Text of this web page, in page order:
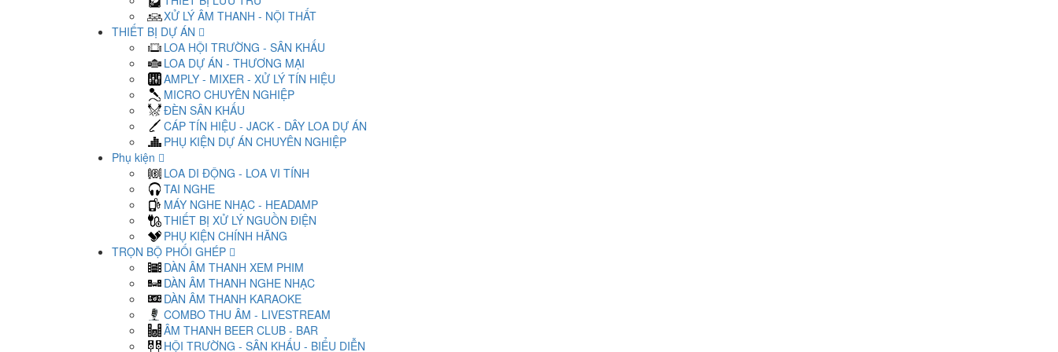
XỬ LÝ ÂM THANH - NỘI THẤT
THIẾT BỊ DỰ ÁN
LOA HỘI TRƯỜNG - SÂN KHẤU
LOA DỰ ÁN - THƯƠNG MẠI
AMPLY - MIXER - XỬ LÝ TÍN HIỆU
MICRO CHUYÊN NGHIỆP
ĐÈN SÂN KHẤU
CÁP TÍN HIỆU - JACK - DÂY LOA DỰ ÁN
PHỤ KIỆN DỰ ÁN CHUYÊN NGHIỆP
Phụ kiện
LOA DI ĐỘNG - LOA VI TÍNH
TAI NGHE
MÁY NGHE NHẠC - HEADAMP
THIẾT BỊ XỬ LÝ NGUỒN ĐIỆN
PHỤ KIỆN CHÍNH HÃNG
TRỌN BỘ PHỐI GHÉP
DÀN ÂM THANH XEM PHIM
DÀN ÂM THANH NGHE NHẠC
DÀN ÂM THANH KARAOKE
COMBO THU ÂM - LIVESTREAM
ÂM THANH BEER CLUB - BAR
HỘI TRƯỜNG - SÂN KHẤU - BIỂU DIỄN